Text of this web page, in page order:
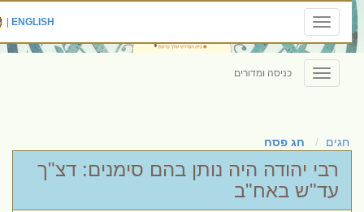
Toggle
navigation
ENGLISH
|
Toggle
navigation
כניסה ומדורים
חגים חג פסח
רבי יהודה היה נותן בהם סימנים: דצ"ך
עד"ש באח"ב